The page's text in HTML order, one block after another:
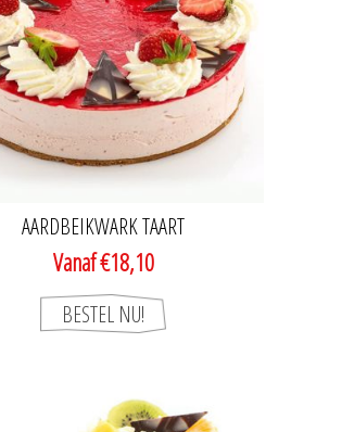
AARDBEIKWARK TAART
Vanaf €18,10